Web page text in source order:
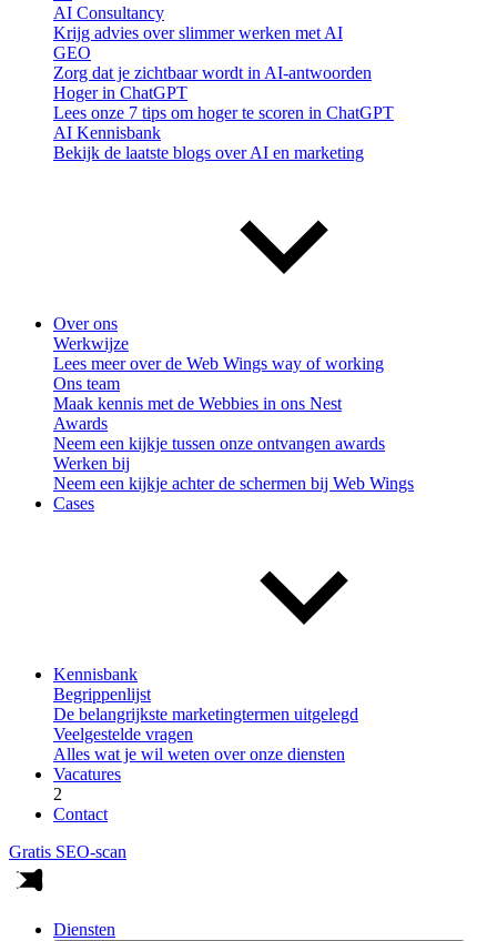
AI Consultancy
Krijg advies over slimmer werken met AI
GEO
Zorg dat je zichtbaar wordt in AI-antwoorden
Hoger in ChatGPT
Lees onze 7 tips om hoger te scoren in ChatGPT
AI Kennisbank
Bekijk de laatste blogs over AI en marketing
Over ons
Werkwijze
Lees meer over de Web Wings way of working
Ons team
Maak kennis met de Webbies in ons Nest
Awards
Neem een kijkje tussen onze ontvangen awards
Werken bij
Neem een kijkje achter de schermen bij Web Wings
Cases
Kennisbank
Begrippenlijst
De belangrijkste marketingtermen uitgelegd
Veelgestelde vragen
Alles wat je wil weten over onze diensten
Vacatures
2
Contact
Gratis SEO-scan
Diensten